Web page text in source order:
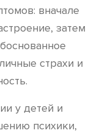
вначале
затем
страхи и
у детей и
психики,